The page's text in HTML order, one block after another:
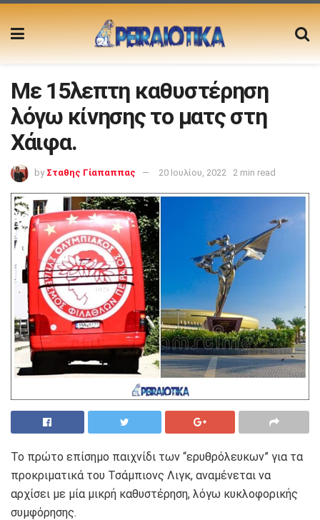
Με 15λεπτη καθυστέρηση
λόγω κίνησης το ματς στη
Χάιφα.
by Σταθης Γίαπαππας 20 Ιουλίου, 2022 2 min read
Το πρώτο επίσημο παιχνίδι των “ερυθρόλευκων” για τα
προκριματικά του Τσάμπιονς Λιγκ, αναμένεται να
αρχίσει με μία μικρή καθυστέρηση, λόγω κυκλοφορικής
συμφόρησης.